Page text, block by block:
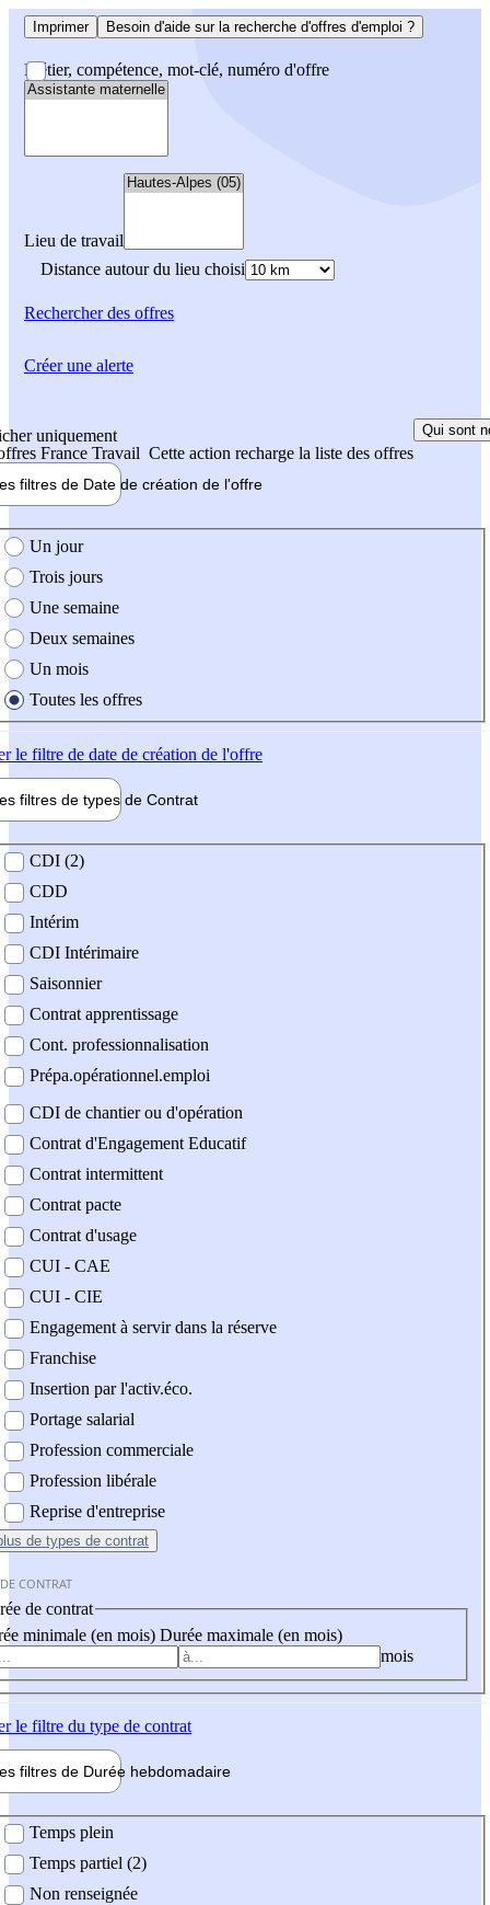
Imprimer Besoin d'aide sur la recherche d'offres d'emploi ?
Métier, compétence, mot-clé, numéro d'offre
Lieu de travail
Distance autour du lieu choisi
Rechercherdes offres
uniquement
France Travail Cette action recharge la liste des offres
Qui sont
filtres de Date de création de l'offre
création de l'offre
Un jour
Trois jours
Une semaine
Deux semaines
Un mois
Toutes les offres
le filtre de date de création de l'offre
filtres de types de Contrat
contrat
CDI (2)
CDD
Intérim
CDI Intérimaire
Saisonnier
Contrat apprentissage
Cont. professionnalisation
Prépa.opérationnel.emploi
CDI de chantier ou d'opération
Contrat d'Engagement Educatif
Contrat intermittent
Contrat pacte
Contrat d'usage
CUI - CAE
CUI - CIE
Engagement à servir dans la réserve
Franchise
Insertion par l'activ.éco.
Portage salarial
Profession commerciale
Profession libérale
Reprise d'entreprise
de types de contrat
CONTRAT
de contrat
minimale (en mois) Durée maximale (en mois)
mois
le filtre du type de contrat
filtres de Durée hebdomadaire
Temps plein
Temps partiel (2)
Non renseignée
Créer une alerte